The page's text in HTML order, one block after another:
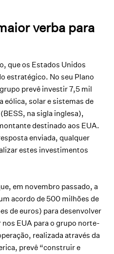
verba para
que os Estados Unidos
estratégico. No seu Plano
prevê investir 7,5 mil
eólica, solar e sistemas de
na sigla inglesa),
destinado aos EUA.
enviada, qualquer
estes investimentos
em novembro passado, a
acordo de 500 milhões de
de euros) para desenvolver
EUA para o grupo norte-
realizada através da
prevê “construir e